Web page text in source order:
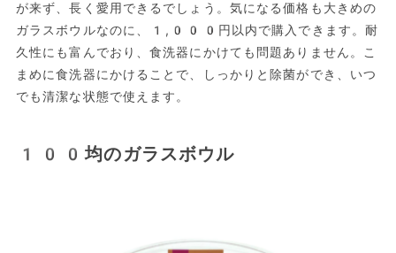
が来ず、長く愛用できるでしょう。気になる価格も大きめの
ガラスボウルなのに、1,000円以内で購入できます。耐
久性にも富んでおり、食洗器にかけても問題ありません。こ
まめに食洗器にかけることで、しっかりと除菌ができ、いつ
でも清潔な状態で使えます。
100均のガラスボウル